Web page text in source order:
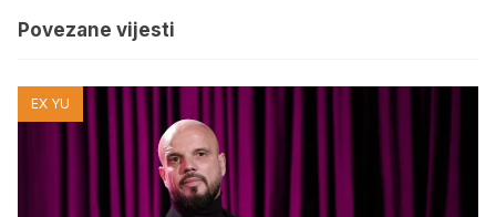
Povezane vijesti
EX YU